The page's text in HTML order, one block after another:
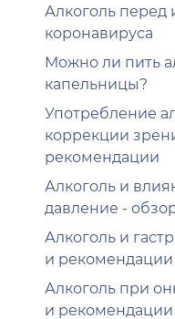
Алкоголь перед
коронавируса
Можно ли пить
капельницы?
Употребление
коррекции
рекомендации
Алкоголь и
давление -
Алкоголь и
и рекомендации
Алкоголь при
и рекомендации